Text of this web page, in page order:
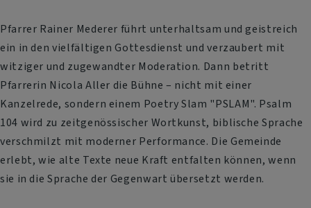
Pfarrer Rainer Mederer führt unterhaltsam und geistreich
ein in den vielfältigen Gottesdienst und verzaubert mit
witziger und zugewandter Moderation. Dann betritt
Pfarrerin Nicola Aller die Bühne – nicht mit einer
Kanzelrede, sondern einem Poetry Slam "PSLAM". Psalm
104 wird zu zeitgenössischer Wortkunst, biblische Sprache
verschmilzt mit moderner Performance. Die Gemeinde
erlebt, wie alte Texte neue Kraft entfalten können, wenn
sie in die Sprache der Gegenwart übersetzt werden.